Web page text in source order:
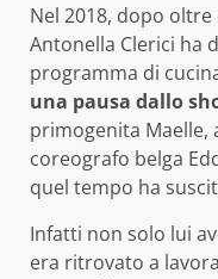
Nel 2018, dopo
Antonella Clerici ha
programma di
una pausa dallo
primogenita Maelle,
coreografo belga
quel tempo ha
Infatti non solo lui
era ritrovato a